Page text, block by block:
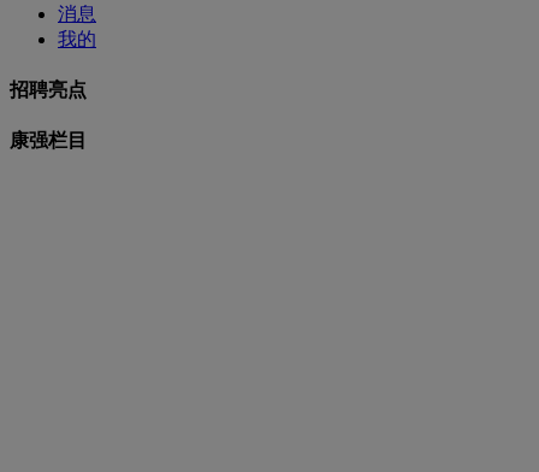
消息
我的
招聘亮点
康强栏目